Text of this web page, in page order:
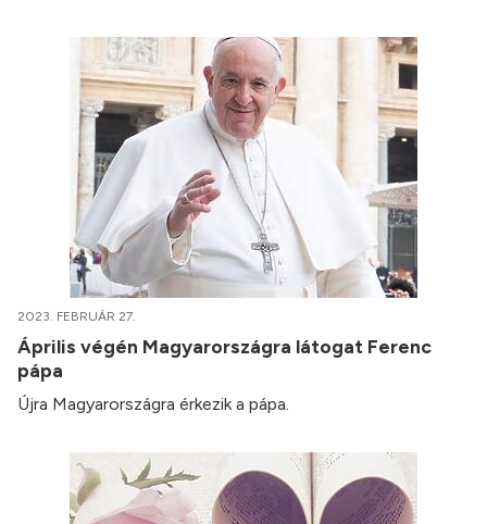
2023. FEBRUÁR 27.
Április végén Magyarországra látogat Ferenc
pápa
Újra Magyarországra érkezik a pápa.